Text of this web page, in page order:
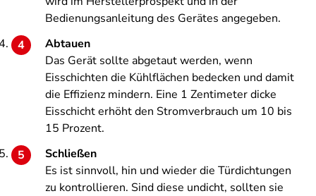
Bedienungsanleitung des Gerätes angegeben.
Abtauen
Das Gerät sollte abgetaut werden, wenn
Eisschichten die Kühlflächen bedecken und damit
die Effizienz mindern. Eine 1 Zentimeter dicke
Eisschicht erhöht den Stromverbrauch um 10 bis
15 Prozent.
Schließen
Es ist sinnvoll, hin und wieder die Türdichtungen
zu kontrollieren. Sind diese undicht, sollten sie